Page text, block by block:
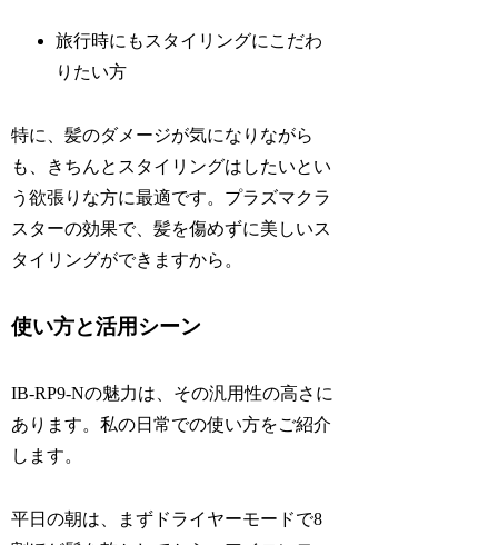
旅行時にもスタイリングにこだわ
りたい方
特に、髪のダメージが気になりながら
も、きちんとスタイリングはしたいとい
う欲張りな方に最適です。プラズマクラ
スターの効果で、髪を傷めずに美しいス
タイリングができますから。
使い方と活用シーン
IB-RP9-Nの魅力は、その汎用性の高さに
あります。私の日常での使い方をご紹介
します。
平日の朝は、まずドライヤーモードで8